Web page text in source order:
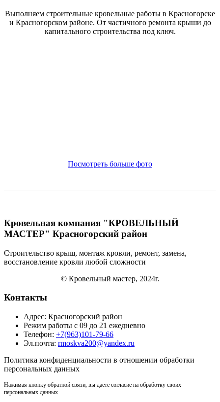
Выполняем строительные кровельные работы в Красногорске
и Красногорском районе. От частичного ремонта крыши до
капитального строительства под ключ.
Посмотреть больше фото
Кровельная компания "КРОВЕЛЬНЫЙ
МАСТЕР" Красногорский район
Строительство крыш, монтаж кровли, ремонт, замена,
восстановление кровли любой сложности
© Кровельный мастер, 2024г.
Контакты
Адрес: Красногорский район
Режим работы с 09 до 21 ежедневно
Телефон: +7(963)101-79-66
Эл.почта: rmoskva200@yandex.ru
Политика конфиденциальности в отношении обработки
персональных данных
Нажимая кнопку обратной связи, вы даете согласие на обработку своих
персональных данных